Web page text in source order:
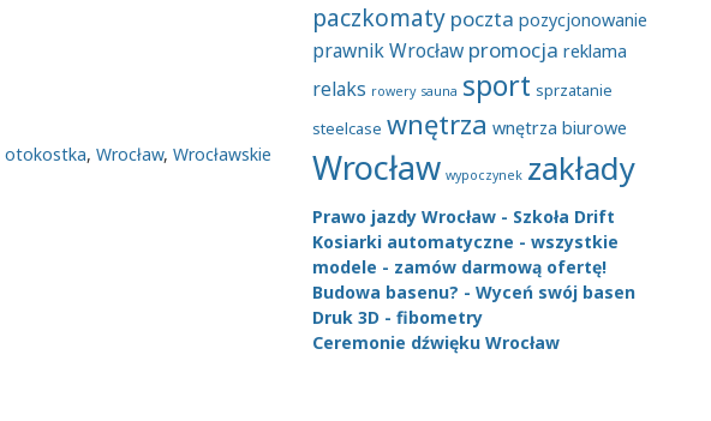
otokostka, Wrocław, Wrocławskie
paczkomaty poczta pozycjonowanie
prawnik Wrocław promocja reklama
relaks rowery sauna sport sprzatanie
steelcase wnętrza wnętrza biurowe
Wrocław wypoczynek zakłady
Prawo jazdy Wrocław - Szkoła Drift
Kosiarki automatyczne - wszystkie
modele - zamów darmową ofertę!
Budowa basenu? - Wyceń swój basen
Druk 3D - fibometry
Ceremonie dźwięku Wrocław